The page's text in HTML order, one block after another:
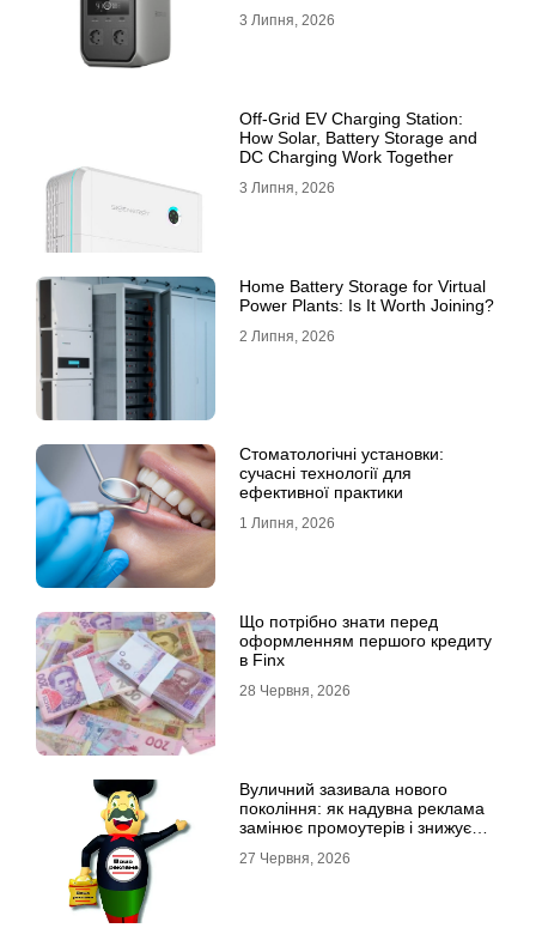
3 Липня, 2026
Off-Grid EV Charging Station:
How Solar, Battery Storage and
DC Charging Work Together
3 Липня, 2026
Home Battery Storage for Virtual
Power Plants: Is It Worth Joining?
2 Липня, 2026
Стоматологічні установки:
сучасні технології для
ефективної практики
1 Липня, 2026
Що потрібно знати перед
оформленням першого кредиту
в Finx
28 Червня, 2026
Вуличний зазивала нового
покоління: як надувна реклама
замінює промоутерів і знижує
27 Червня, 2026